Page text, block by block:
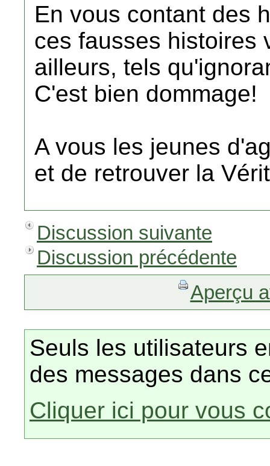
En vous contant des
ces fausses histoires
ailleurs, tels
C'est bien dommage!
A vous les jeunes
et de retrouver la
Discussion suivante
Discussion précédente
Aperçu
Seuls les utilisateurs
des messages dans
Cliquer ici pour vous